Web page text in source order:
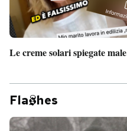
Le creme solari spiegate male
Fla hes